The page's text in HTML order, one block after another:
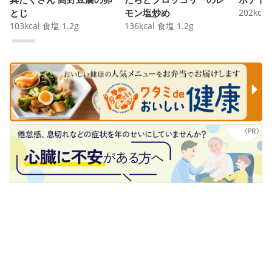
とじ
103kcal 食塩 1.2g
モン塩炒め
136kcal 食塩 1.2g
202kcal